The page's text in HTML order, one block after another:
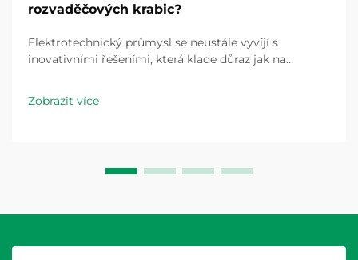
rozvaděčových krabic?
Elektrotechnický průmysl se neustále vyvíjí s
inovativními řešeními, která klade důraz jak na
pokročilými technologiemi se plastová spojovací
krabice ukázala jako revoluční komponenta pro
Zobrazit více